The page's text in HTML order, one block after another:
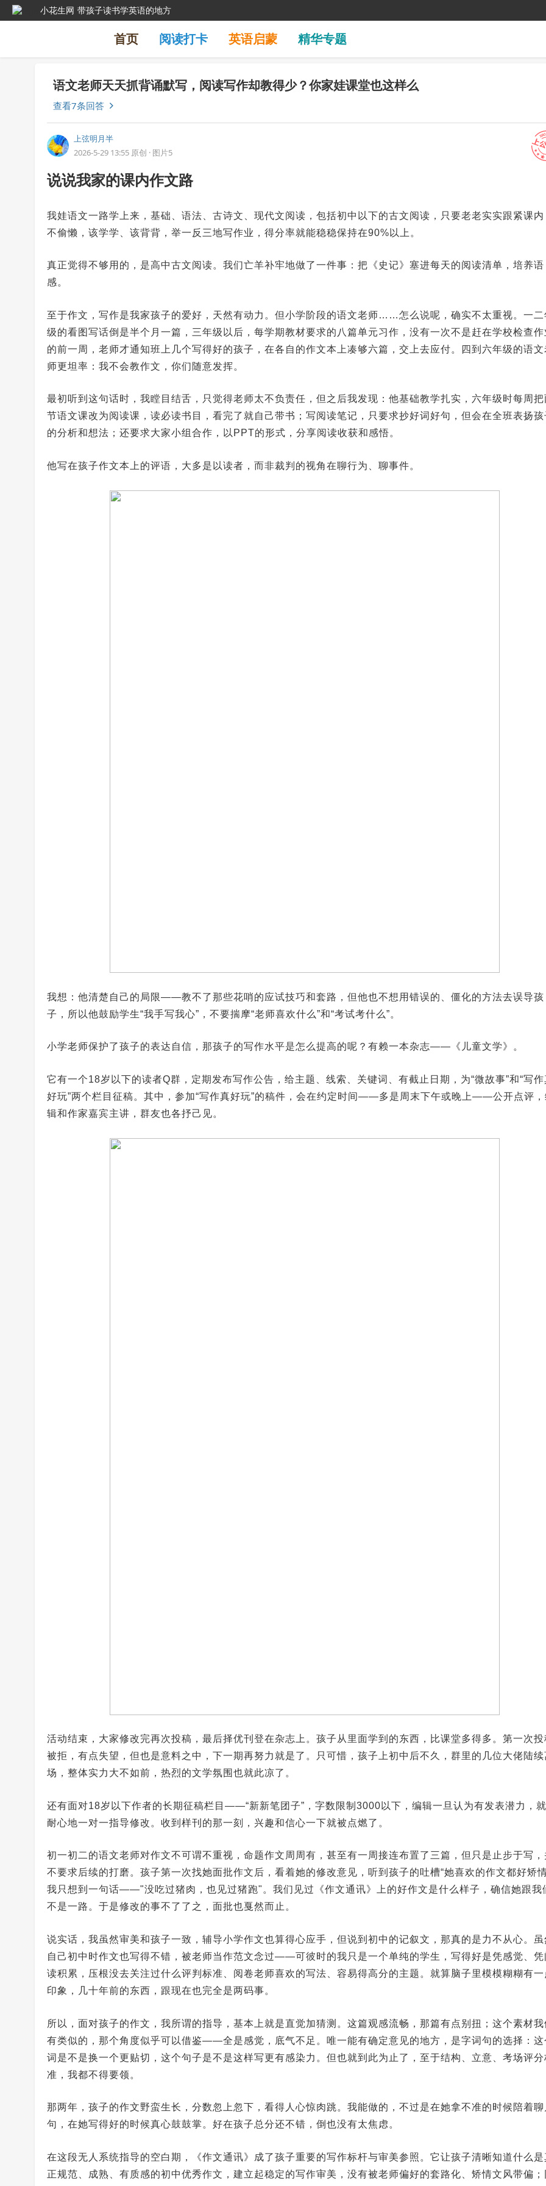
小花生网 带孩子读书学英语的地方
首页 阅读打卡 英语启蒙 精华专题
语文老师天天抓背诵默写，阅读写作却教得少？你家娃课堂也这样么
查看7条回答
上弦明月半
2026-5-29 13:55 原创 · 图片5
说说我家的课内作文路
我娃语文一路学上来，基础、语法、古诗文、现代文阅读，包括初中以下的古文阅读，只要老老实实跟紧课内
不偷懒，该学学、该背背，举一反三地写作业，得分率就能稳稳保持在90%以上。
真正觉得不够用的，是高中古文阅读。我们亡羊补牢地做了一件事：把《史记》塞进每天的阅读清单，培养语
感。
至于作文，写作是我家孩子的爱好，天然有动力。但小学阶段的语文老师……怎么说呢，确实不太重视。一二
级的看图写话倒是半个月一篇，三年级以后，每学期教材要求的八篇单元习作，没有一次不是赶在学校检查作
的前一周，老师才通知班上几个写得好的孩子，在各自的作文本上凑够六篇，交上去应付。四到六年级的语文
师更坦率：我不会教作文，你们随意发挥。
最初听到这句话时，我瞠目结舌，只觉得老师太不负责任，但之后我发现：他基础教学扎实，六年级时每周把
节语文课改为阅读课，读必读书目，看完了就自己带书；写阅读笔记，只要求抄好词好句，但会在全班表扬孩
的分析和想法；还要求大家小组合作，以PPT的形式，分享阅读收获和感悟。
他写在孩子作文本上的评语，大多是以读者，而非裁判的视角在聊行为、聊事件。
我想：他清楚自己的局限——教不了那些花哨的应试技巧和套路，但他也不想用错误的、僵化的方法去误导孩
子，所以他鼓励学生“我手写我心”，不要揣摩“老师喜欢什么”和“考试考什么”。
小学老师保护了孩子的表达自信，那孩子的写作水平是怎么提高的呢？有赖一本杂志——《儿童文学》。
它有一个18岁以下的读者Q群，定期发布写作公告，给主题、线索、关键词、有截止日期，为“微故事”和“写
好玩”两个栏目征稿。其中，参加“写作真好玩”的稿件，会在约定时间——多是周末下午或晚上——公开点评
辑和作家嘉宾主讲，群友也各抒己见。
活动结束，大家修改完再次投稿，最后择优刊登在杂志上。孩子从里面学到的东西，比课堂多得多。第一次投
被拒，有点失望，但也是意料之中，下一期再努力就是了。只可惜，孩子上初中后不久，群里的几位大佬陆续
场，整体实力大不如前，热烈的文学氛围也就此凉了。
还有面对18岁以下作者的长期征稿栏目——“新新笔团子”，字数限制3000以下，编辑一旦认为有发表潜力，
耐心地一对一指导修改。收到样刊的那一刻，兴趣和信心一下就被点燃了。
初一初二的语文老师对作文不可谓不重视，命题作文周周有，甚至有一周接连布置了三篇，但只是止步于写，
不要求后续的打磨。孩子第一次找她面批作文后，看着她的修改意见，听到孩子的吐槽“她喜欢的作文都好矫
我只想到一句话——"没吃过猪肉，也见过猪跑"。我们见过《作文通讯》上的好作文是什么样子，确信她跟我
不是一路。于是修改的事不了了之，面批也戛然而止。
说实话，我虽然审美和孩子一致，辅导小学作文也算得心应手，但说到初中的记叙文，那真的是力不从心。虽
自己初中时作文也写得不错，被老师当作范文念过——可彼时的我只是一个单纯的学生，写得好是凭感觉、凭
读积累，压根没去关注过什么评判标准、阅卷老师喜欢的写法、容易得高分的主题。就算脑子里模模糊糊有一
印象，几十年前的东西，跟现在也完全是两码事。
所以，面对孩子的作文，我所谓的指导，基本上就是直觉加猜测。这篇观感流畅，那篇有点别扭；这个素材我
有类似的，那个角度似乎可以借鉴——全是感觉，底气不足。唯一能有确定意见的地方，是字词句的选择：这
词是不是换一个更贴切，这个句子是不是这样写更有感染力。但也就到此为止了，至于结构、立意、考场评分
准，我都不得要领。
那两年，孩子的作文野蛮生长，分数忽上忽下，看得人心惊肉跳。我能做的，不过是在她拿不准的时候陪着聊
句，在她写得好的时候真心鼓鼓掌。好在孩子总分还不错，倒也没有太焦虑。
在这段无人系统指导的空白期，《作文通讯》成了孩子重要的写作标杆与审美参照。它让孩子清晰知道什么是
正规范、成熟、有质感的初中优秀作文，建立起稳定的写作审美，没有被老师偏好的套路化、矫情文风带偏；